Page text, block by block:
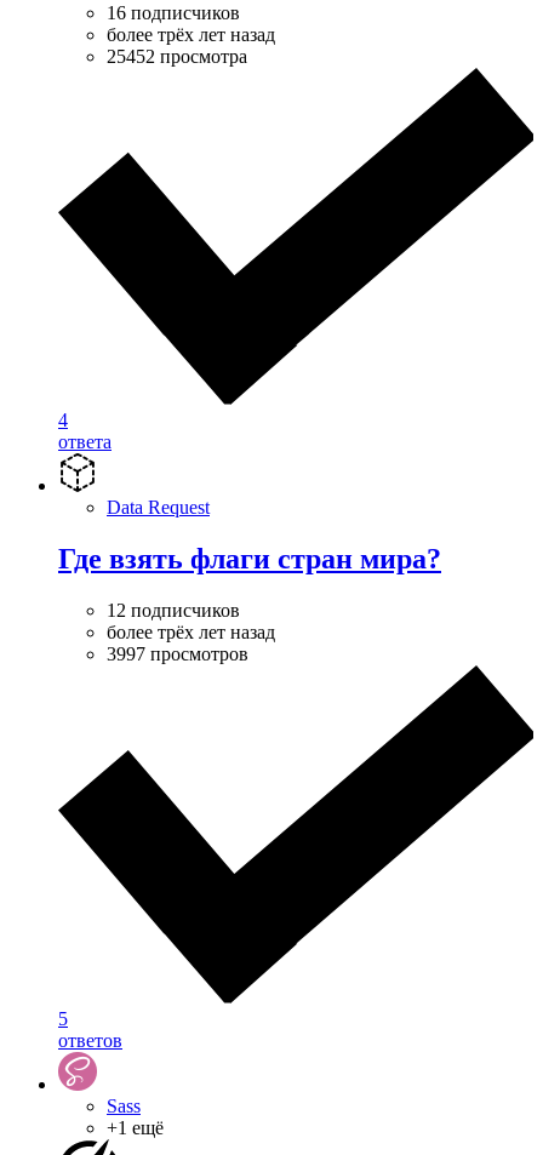
16 подписчиков
более трёх лет назад
25452 просмотра
4
ответа
Data Request
Где взять флаги стран мира?
12 подписчиков
более трёх лет назад
3997 просмотров
5
ответов
Sass
+1 ещё